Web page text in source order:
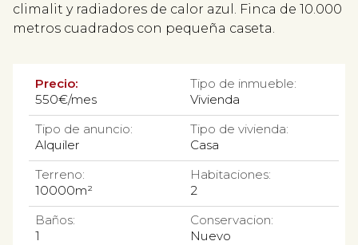
climalit y radiadores de calor azul. Finca de 10.000
metros cuadrados con pequeña caseta.
Precio:
550€/mes
Tipo de inmueble:
Vivienda
Tipo de anuncio:
Alquiler
Tipo de vivienda:
Casa
Terreno:
10000m²
Habitaciones:
2
Baños:
1
Conservacion:
Nuevo